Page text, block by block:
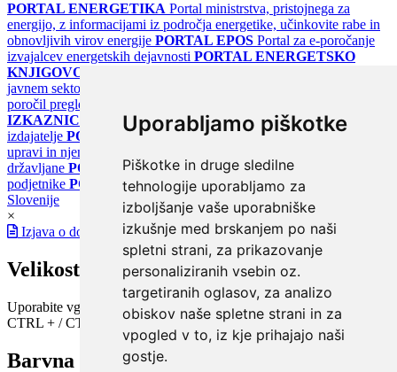
Uporabljamo piškotke
Piškotke in druge sledilne
tehnologije uporabljamo za
izboljšanje vaše uporabniške
izkušnje med brskanjem po naši
spletni strani, za prikazovanje
personaliziranih vsebin oz.
targetiranih oglasov, za analizo
obiskov naše spletne strani in za
vpogled v to, iz kje prihajajo naši
gostje.
PORTAL ENERGETIKA Portal ministrstva, pristojnega za
energijo, z informacijami iz področja energetike, učinkovite rabe in
obnovljivih virov energije PORTAL EPOS Portal za e-poročanje
izvajalcev energetskih dejavnosti PORTAL ENERGETSKO
KNJIGOVODSTVO
javnem sektorju
poročil pregledov klimatskih sistemov
IZKAZNICE
Register energetskih izkaznic - za izdelovalce in
izdajatelje PORTAL GOV.SI Osrednje spletno mesto o državni
upravi in njenih storitvah
državljane PORTAL SPOT Državni portal za podjetja in
podjetnike PORTAL OPSI Državni portal odprtih podatkov
Slovenije
×
Izjava o dostopnosti
Velikost pisave
Uporabite vgrajeno funkcijo brskalnika
CTRL + / CTRL -
Barvna shema